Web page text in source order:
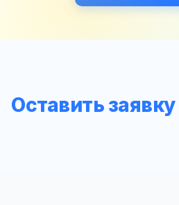
Оставить заявку